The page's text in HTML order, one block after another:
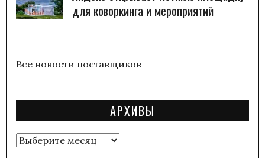
для коворкинга и мероприятий
Все новости поставщиков
АРХИВЫ
Архивы